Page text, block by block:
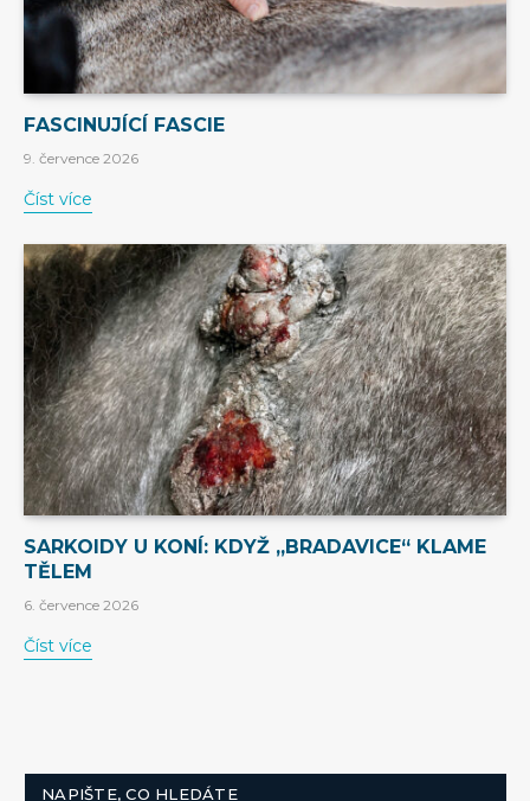
FASCINUJÍCÍ FASCIE
9. července 2026
Číst více
SARKOIDY U KONÍ: KDYŽ „BRADAVICE“ KLAME
TĚLEM
6. července 2026
Číst více
NAPIŠTE, CO HLEDÁTE